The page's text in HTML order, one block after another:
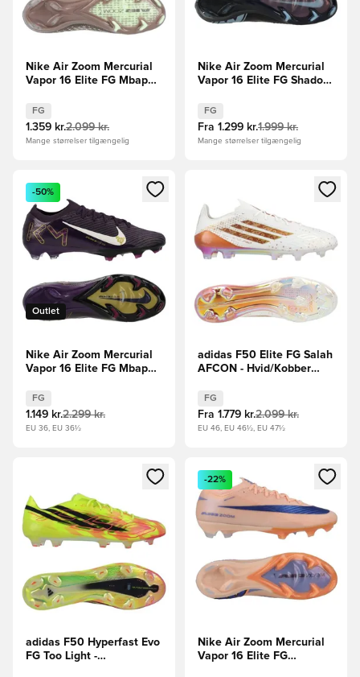
Nike Air Zoom Mercurial
Vapor 16 Elite FG Mbappé
Brun/Sølv
FG
1.359 kr.2.099 kr.
Mange størrelser tilgængelig
Nike Air Zoom Mercurial
Vapor 16 Elite FG Shadow
FG
Fra 1.299 kr.1.999 kr.
Mange størrelser tilgængelig
Åbner en Modal til at logge ind eller tilmelde dig som
Outlet
-50%
Nike Air Zoom Mercurial
Vapor 16 Elite FG Mbappé
Lilla/Hvid
FG
1.149 kr.2.299 kr.
EU 36, EU 36½
Åbner en Modal til at logge
adidas F50 Elite FG Salah
AFCON - Hvid/Kobber
FG
Fra 1.779 kr.2.099 kr.
EU 46, EU 46½, EU 47½
Åbner en Modal til at logge ind eller tilmelde dig som
adidas F50 Hyperfast Evo
FG Too Light -
Åbner en Modal til at logge
-22%
Nike Air Zoom Mercurial
Vapor 16 Elite FG